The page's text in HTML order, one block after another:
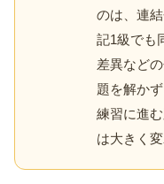
のは、連
記1級でも
差異など
題を解か
練習に進
は大きく変